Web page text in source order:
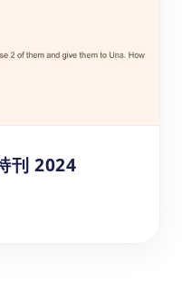
这份PDF练习
握一步方程吧！
刊 2024
刊 2024